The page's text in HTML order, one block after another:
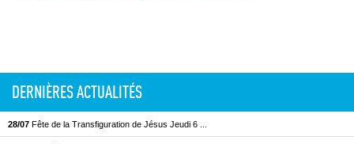
DERNIÈRES ACTUALITÉS
28/07 Fête de la Transfiguration de Jésus Jeudi 6 ...